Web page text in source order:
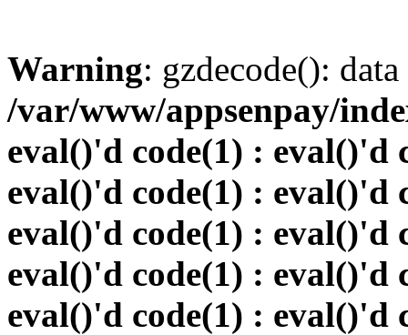
Warning: gzdecode():
/var/www/appsenpay/
eval()'d code(1) : eval()'d
eval()'d code(1) : eval()'d
eval()'d code(1) : eval()'d
eval()'d code(1) : eval()'d
eval()'d code(1) : eval()'d